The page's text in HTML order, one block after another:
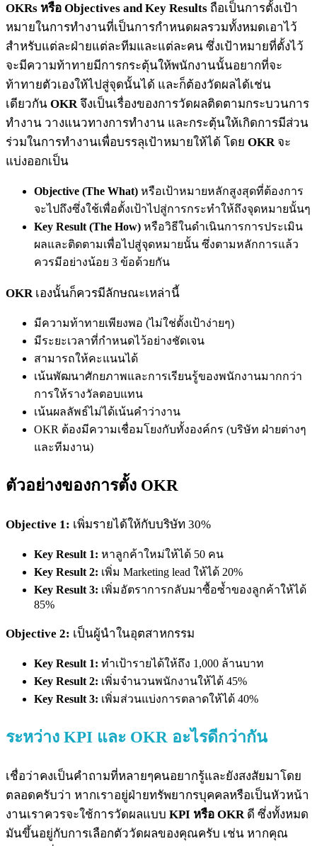
OKRs หรือ Objectives and Key Results ถือเป็นการตั้งเป้า
หมายในการทำงานที่เป็นการกำหนดผลรวมทั้งหมดเอาไว้
สำหรับแต่ละฝ่ายแต่ละทีมและแต่ละคน ซึ่งเป้าหมายที่ตั้งไว้
จะมีความท้าทายมีการกระตุ้นให้พนักงานนั้นอยากที่จะ
ท้าทายตัวเองให้ไปสู่จุดนั้นได้ และก็ต้องวัดผลได้เช่น
เดียวกัน OKRจึงเป็นเรื่องของการวัดผลติดตามกระบวนการ
ทำงาน วางแนวทางการทำงาน และกระตุ้นให้เกิดการมีส่วน
ร่วมในการทำงานเพื่อบรรลุเป้าหมายให้ได้ โดย OKRจะ
แบ่งออกเป็น
Objective (The What) หรือเป้าหมายหลักสูงสุดที่ต้องการ
จะไปถึงซึ่งใช้เพื่อตั้งเป้าไปสู่การกระทำให้ถึงจุดหมายนั้นๆ
Key Result (The How) หรือวิธีในดำเนินการการประเมิน
ผลและติดตามเพื่อไปสู่จุดหมายนั้น ซึ่งตามหลักการแล้ว
ควรมีอย่างน้อย 3 ข้อด้วยกัน
OKRเองนั้นก็ควรมีลักษณะเหล่านี้
มีความท้าทายเพียงพอ (ไม่ใช่ตั้งเป้าง่ายๆ)
มีระยะเวลาที่กำหนดไว้อย่างชัดเจน
สามารถให้คะแนนได้
เน้นพัฒนาศักยภาพและการเรียนรู้ของพนักงานมากกว่า
การให้รางวัลตอบแทน
เน้นผลลัพธ์ไม่ได้เน้นคำว่างาน
OKR ต้องมีความเชื่อมโยงกับทั้งองค์กร (บริษัท ฝ่ายต่างๆ
และทีมงาน)
ตัวอย่างของการตั้ง OKR
Objective 1: เพิ่มรายได้ให้กับบริษัท 30%
Key Result 1: หาลูกค้าใหม่ให้ได้ 50 คน
Key Result 2: เพิ่ม Marketing lead ให้ได้ 20%
Key Result 3: เพิ่มอัตราการกลับมาซื้อซ้ำของลูกค้าให้ได้
85%
Objective 2: เป็นผู้นำในอุตสาหกรรม
Key Result 1: ทำเป้ารายได้ให้ถึง 1,000 ล้านบาท
Key Result 2: เพิ่มจำนวนพนักงานให้ได้ 45%
Key Result 3: เพิ่มส่วนแบ่งการตลาดให้ได้ 40%
ระหว่าง KPI และ OKR อะไรดีกว่ากัน
เชื่อว่าคงเป็นคำถามที่หลายๆคนอยากรู้และยังสงสัยมาโดย
ตลอดครับว่า หากเราอยู่ฝ่ายทรัพยากรบุคคลหรือเป็นหัวหน้า
งานเราควรจะใช้การวัดผลแบบ KPI หรือ OKRดี ซึ่งทั้งหมด
มันขึ้นอยู่กับการเลือกตัววัดผลของคุณครับ เช่น หากคุณ